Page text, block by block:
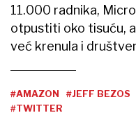
11.000 radnika,
otpustiti oko tisuću,
već krenula i
#AMAZON #JEFF BEZOS
#TWITTER